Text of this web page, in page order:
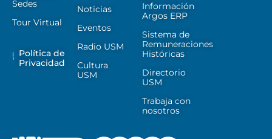
Sedes
Tour Virtual
Política de
Privacidad
Noticias
Eventos
Radio USM
Cultura
USM
Información
Argos ERP
Sistema de
Remuneraciones
Históricas
Directorio
USM
Trabaja con
nosotros